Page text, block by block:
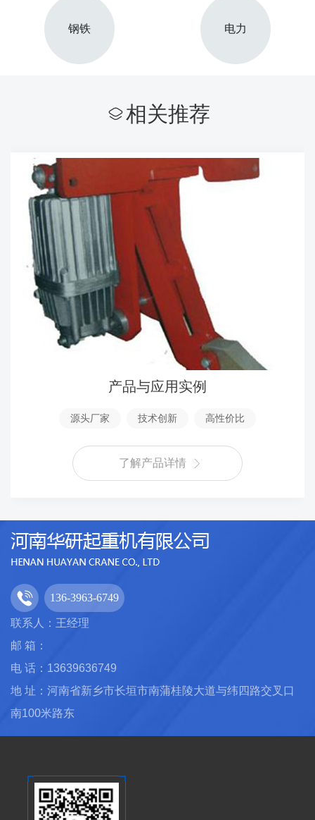
钢铁 电力
相关推荐
产品与应用实例
源头厂家 技术创新 高性价比
了解产品详情
136-3963-6749
联系人：王经理
邮 箱：
电 话：13639636749
地 址：河南省新乡市长垣市南蒲桂陵大道与纬四路交叉口
南100米路东